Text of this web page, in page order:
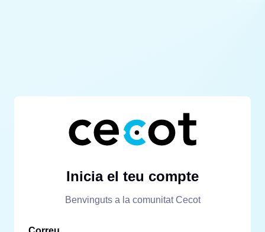
Inicia el teu compte
Benvinguts a la comunitat Cecot